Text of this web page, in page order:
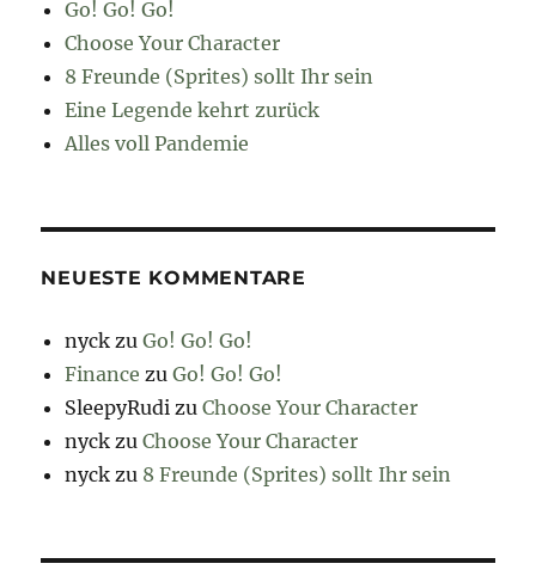
Go! Go! Go!
Choose Your Character
8 Freunde (Sprites) sollt Ihr sein
Eine Legende kehrt zurück
Alles voll Pandemie
NEUESTE KOMMENTARE
nyck zuGo! Go! Go!
Finance zuGo! Go! Go!
SleepyRudi zuChoose Your Character
nyck zuChoose Your Character
nyck zu 8 Freunde (Sprites) sollt Ihr sein